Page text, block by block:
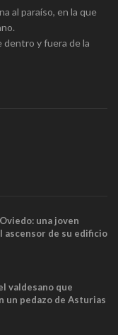
al paraíso, en la que
dentro y fuera de la
una joven
ascensor de su edificio
minutos
valdesano que
un pedazo de Asturias